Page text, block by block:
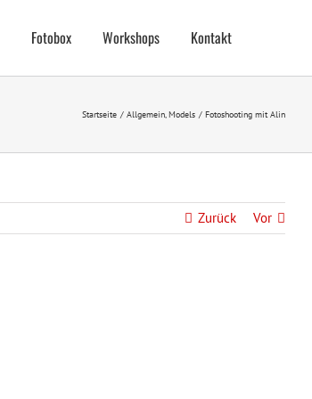
Fotobox Workshops Kontakt
Startseite Allgemein Models Fotoshooting mit Alin
Zurück Vor